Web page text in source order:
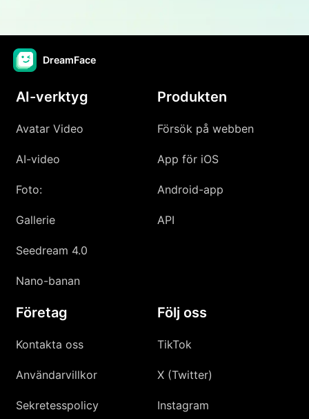
DreamFace
AI-verktyg
Avatar Video
AI-video
Foto:
Gallerie
Seedream 4.0
Nano-banan
Produkten
Försök på webben
App för iOS
Android-app
API
Företag
Kontakta oss
Användarvillkor
Sekretesspolicy
Följ oss
TikTok
X (Twitter)
Instagram